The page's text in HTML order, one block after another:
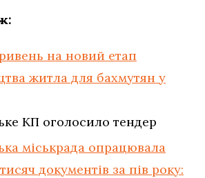
на новий етап
житла для бахмутян у
КП оголосило тендер
міськрада опрацювала
документів за пів року: